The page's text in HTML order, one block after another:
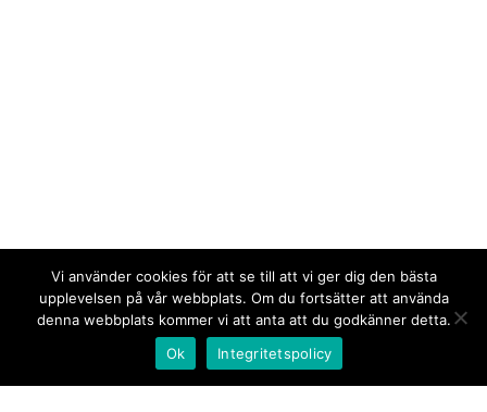
Vi använder cookies för att se till att vi ger dig den bästa
upplevelsen på vår webbplats. Om du fortsätter att använda
denna webbplats kommer vi att anta att du godkänner detta.
Ok
Integritetspolicy